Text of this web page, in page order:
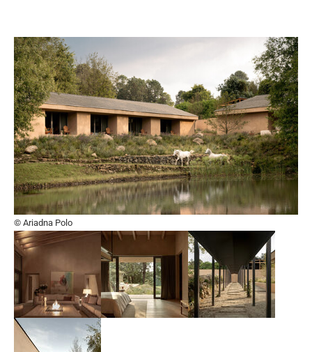
© Ariadna Polo